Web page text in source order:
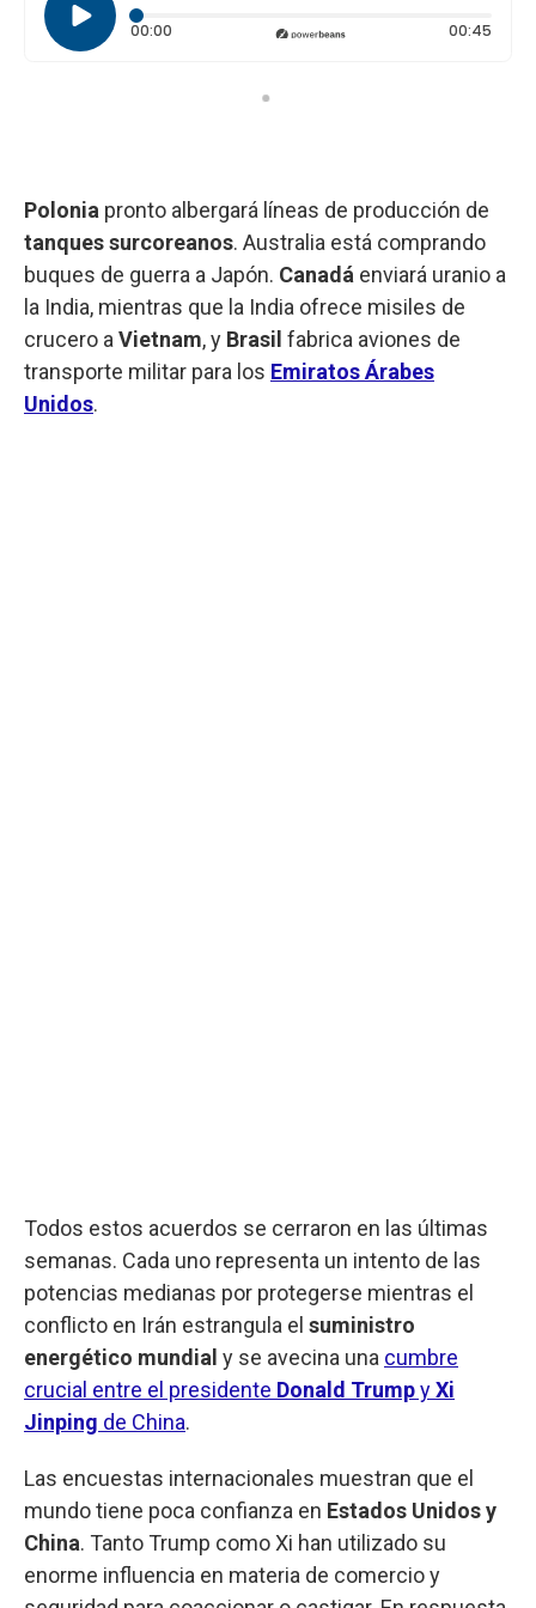
00:00 Tiempo transcurrido: 0 segundos 00:45
Polonia pronto albergará líneas de producción de
tanquessurcoreanos. Australia está comprando
buques de guerra a Japón. Canadá enviará uranio a
la India, mientras que la India ofrece misiles de
crucero a Vietnam, y Brasil fabrica aviones de
transporte militar para los Emiratos Árabes
Unidos.
Todos estos acuerdos se cerraron en las últimas
semanas. Cada uno representa un intento de las
potencias medianas por protegerse mientras el
conflicto en Irán estrangula el suministro
energético mundial y se avecina una cumbre
crucial entre el presidente Donald TrumpyXi
Jinping de China.
Las encuestas internacionales muestran que el
mundo tiene poca confianza en Estados Unidos y
China. Tanto Trump como Xi han utilizado su
enorme influencia en materia de comercio y